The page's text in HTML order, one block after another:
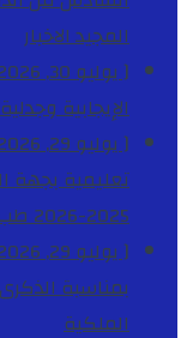
المجيدالاخبار
[ يوليو 30, 2026 ]
الإيجابية
[ يوليو 29, 2026 ]
تعليمية بجهة
2025-2026
[ يوليو 29, 2026 ]
بمناسبة الذكرى الـ27 لعيد
الملكية